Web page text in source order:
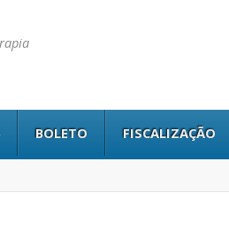
BOLETO FISCALIZAÇÃO